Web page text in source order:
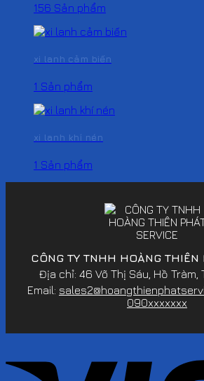
156 Sản phẩm
xi lanh cảm biến
1 Sản phẩm
xi lanh khí nén
1 Sản phẩm
CÔNG TY TNHH HOÀNG THIÊN
Địa chỉ: 46 Võ Thị Sáu, Hồ Tràm,
Email:
090xxxxxxx